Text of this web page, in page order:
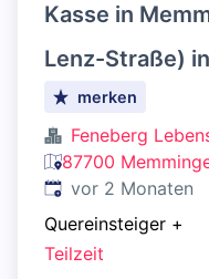
Kasse in
Lenz-Straße)
merken
Feneberg
87700
Veröffentlicht:
vor 2 Monaten
Quereinsteiger +
Teilzeit